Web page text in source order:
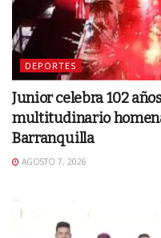
DEPORTES
Junior celebra 102
multitudinario
Barranquilla
AGOSTO 7, 2026